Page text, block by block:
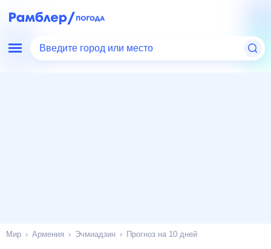
Введите город или место
Мир Армения Эчмиадзин Прогноз на 10 дней